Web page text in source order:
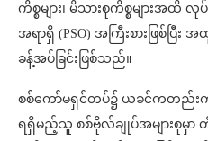
ကိစ္စများ၊ မိသားစုကိစ္စများအ
အရာရှိ (PSO) အကြီးစားဖြစ်ပြီ
ခန့်အပ်ခြင်းဖြစ်သည်။
စစ်ကော်မရှင်တပ်၌ ယခင်ကတည်း
ရရှိမည့်သူ စစ်ဗိုလ်ချုပ်အများစုမှာ